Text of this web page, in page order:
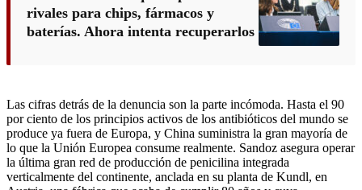
rivales para chips, fármacos y
baterías. Ahora intenta recuperarlos
Las cifras detrás de la denuncia son la parte incómoda. Hasta el 90
por ciento de los principios activos de los antibióticos del mundo se
produce ya fuera de Europa, y China suministra la gran mayoría de
lo que la Unión Europea consume realmente. Sandoz asegura operar
la última gran red de producción de penicilina integrada
verticalmente del continente, anclada en su planta de Kundl, en